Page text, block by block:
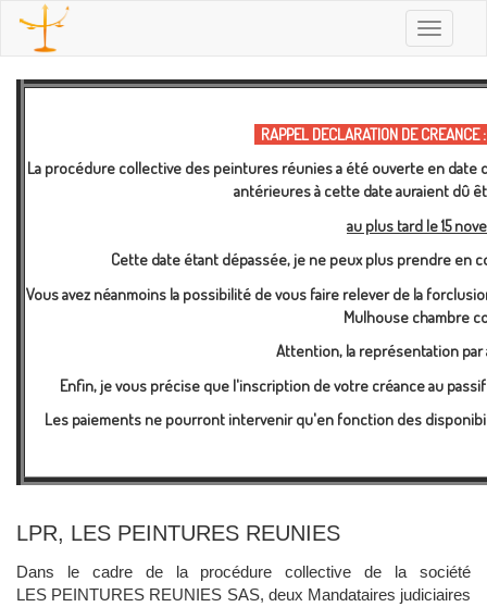
Toggle
RAPPEL DECLARATION DE
La procédure collective des peintures réunies a été ouverte en date
antérieures à cette date auraient dû
au plus tard le 15
Cette date étant dépassée, je ne peux plus prendre en
Vous avez néanmoins la possibilité de vous faire relever de la
Mulhouse chambre
Attention, la représentation par
Enfin, je vous précise que l'inscription de votre créance au
Les paiements ne pourront intervenir qu'en fonction des
LPR, LES PEINTURES REUNIES
Dans le cadre de la procédure collective de la société
LES PEINTURES REUNIES SAS, deux Mandataires judiciaires